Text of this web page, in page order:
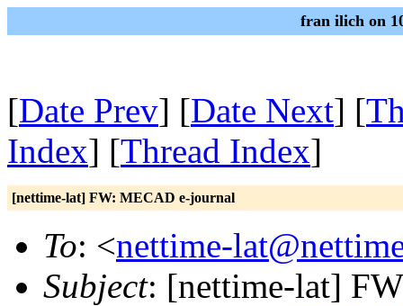
fran ilich on
[Date Prev] [Date Next] [
Index] [Thread Index]
[nettime-lat] FW: MECAD e-journal
To: <nettime-
Subject: [nettime-lat]